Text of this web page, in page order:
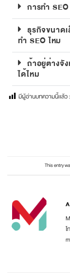
การทำ
ธุรกิจขนาด
ทำ SEO ไหม
ถ้าอยู่ต่างจั
ได้ไหม
มีผู้อ่านบทความนี้เเล้ว :
This entry